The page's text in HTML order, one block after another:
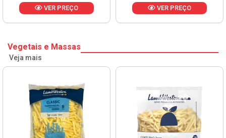
VER PREÇO VER PREÇO
Vegetais e Massas
Veja mais